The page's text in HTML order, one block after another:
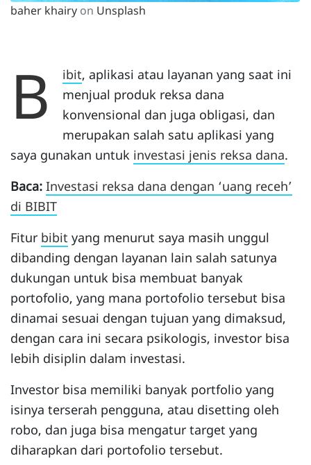
baher khairy on Unsplash
B ibit, aplikasi atau layanan yang saat ini
menjual produk reksa dana
konvensional dan juga obligasi, dan
merupakan salah satu aplikasi yang
saya gunakan untuk investasi jenis reksa dana.
Baca: Investasi reksa dana dengan ‘uang receh’
di BIBIT
Fitur bibit yang menurut saya masih unggul
dibanding dengan layanan lain salah satunya
dukungan untuk bisa membuat banyak
portofolio, yang mana portofolio tersebut bisa
dinamai sesuai dengan tujuan yang dimaksud,
dengan cara ini secara psikologis, investor bisa
lebih disiplin dalam investasi.
Investor bisa memiliki banyak portfolio yang
isinya terserah pengguna, atau disetting oleh
robo, dan juga bisa mengatur target yang
diharapkan dari portofolio tersebut.